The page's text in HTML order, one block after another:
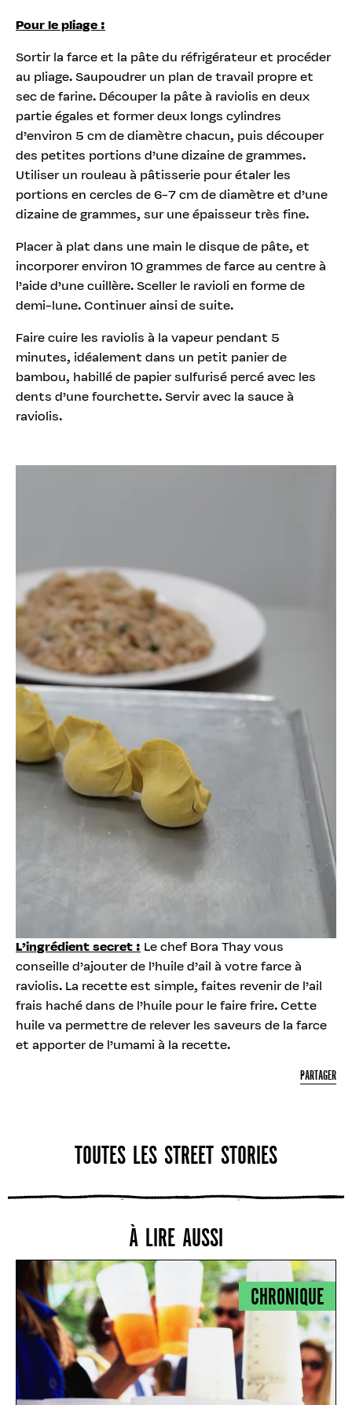
Pour le pliage :
Sortir la farce et la pâte du réfrigérateur et procéder
au pliage. Saupoudrer un plan de travail propre et
sec de farine. Découper la pâte à raviolis en deux
partie égales et former deux longs cylindres
d’environ 5 cm de diamètre chacun, puis découper
des petites portions d’une dizaine de grammes.
Utiliser un rouleau à pâtisserie pour étaler les
portions en cercles de 6-7 cm de diamètre et d’une
dizaine de grammes, sur une épaisseur très fine.
Placer à plat dans une main le disque de pâte, et
incorporer environ 10 grammes de farce au centre à
l’aide d’une cuillère. Sceller le ravioli en forme de
demi-lune. Continuer ainsi de suite.
Faire cuire les raviolis à la vapeur pendant 5
minutes, idéalement dans un petit panier de
bambou, habillé de papier sulfurisé percé avec les
dents d’une fourchette. Servir avec la sauce à
raviolis.
L’ingrédient secret : Le chef Bora Thay vous
conseille d’ajouter de l’huile d’ail à votre farce à
raviolis. La recette est simple, faites revenir de l’ail
frais haché dans de l’huile pour le faire frire. Cette
huile va permettre de relever les saveurs de la farce
et apporter de l’umami à la recette.
PARTAGER
TOUTES LES STREET STORIES
À LIRE AUSSI
CHRONIQUE